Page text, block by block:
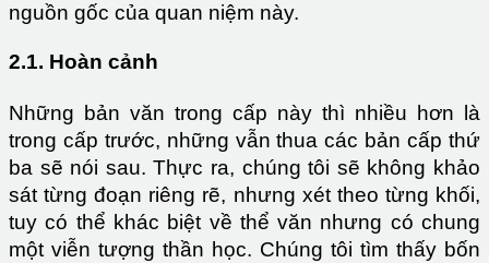
nguồn gốc của quan niệm này.
2.1. Hoàn cảnh
Những bản văn trong cấp này thì nhiều hơn là
trong cấp trước, những vẫn thua các bản cấp thứ
ba sẽ nói sau. Thực ra, chúng tôi sẽ không khảo
sát từng đoạn riêng rẽ, nhưng xét theo từng khối,
tuy có thể khác biệt về thể văn nhưng có chung
một viễn tượng thần học. Chúng tôi tìm thấy bốn